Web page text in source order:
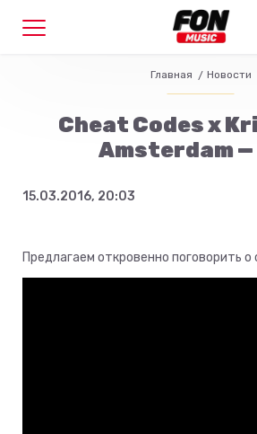
Главная Новости
Cheat Codes x
Amsterdam —
15.03.2016, 20:03
Предлагаем откровенно поговорить